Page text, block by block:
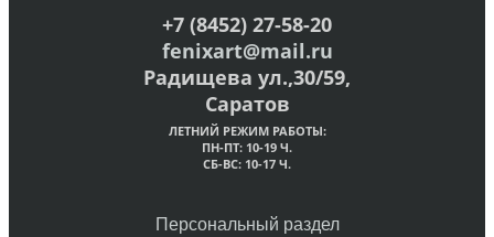
+7 (8452) 27-58-20
fenixart@mail.ru
Радищева ул.,30/59,
Саратов
ЛЕТНИЙ РЕЖИМ РАБОТЫ:
ПН-ПТ: 10-19 Ч.
СБ-ВС: 10-17 Ч.
Персональный раздел